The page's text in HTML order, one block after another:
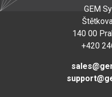
GEM
140 00
+420